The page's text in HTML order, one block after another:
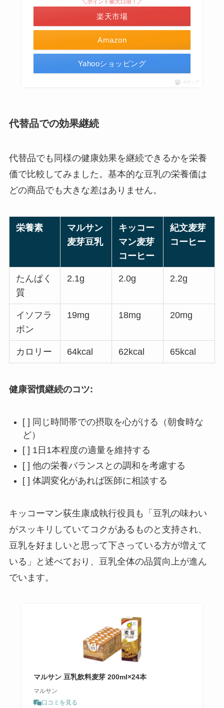
Amazon
＼ポイント最大11倍！／
楽天市場
Yahooショッピング
ポチップ
代替品での効果継続
代替品でも同様の健康効果を継続できるかを栄養
価で比較してみました。基本的な豆乳の栄養価は
どの商品でも大きな差はありません。
栄養素
マルサン
麦芽豆乳
キッコー
マン麦芽
コーヒー
紀文麦芽
コーヒー
たんぱく
質
2.1g 2.0g 2.2g
イソフラ
ボン
19mg 18mg 20mg
カロリー 64kcal 62kcal 65kcal
健康習慣継続のコツ:
[ ] 同じ時間帯での摂取を心がける（朝食時な
ど）
[ ] 1日1本程度の適量を維持する
[ ] 他の栄養バランスとの調和を考慮する
[ ] 体調変化があれば医師に相談する
キッコーマン荻生康成執行役員も「豆乳の味わい
がスッキリしていてコクがあるものと支持され、
豆乳を好ましいと思って下さっている方が増えて
いる」と述べており、豆乳全体の品質向上が進ん
でいます。
マルサン 豆乳飲料麦芽 200ml×24本
マルサン
口コミを見る